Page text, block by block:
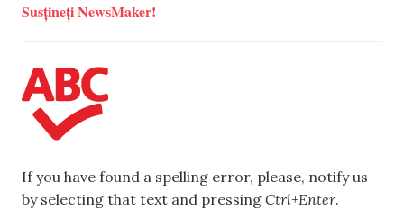
Susțineți NewsMaker!
If you have found a spelling error, please, notify us
by selecting that text and pressing Ctrl+Enter.